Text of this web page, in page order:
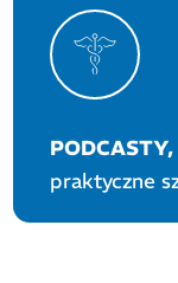
praktyczne